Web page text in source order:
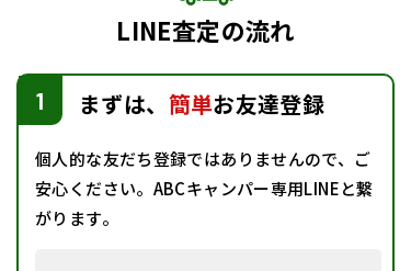
LINE査定の流れ
1 まずは、 簡単お友達登録
個人的な友だち登録ではありませんので、ご
安心ください。ABCキャンパー専用LINEと繋
がります。